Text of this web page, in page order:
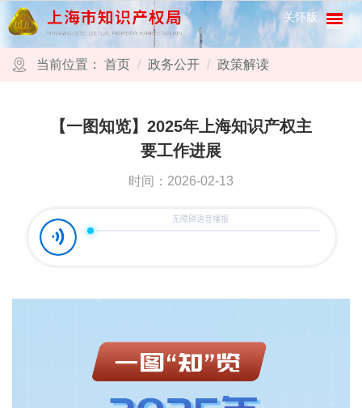
跳转到网站导航区 跳转到主要内容区域 关怀版
当前位置： 首页 政务公开 政策解读
【一图知览】2025年上海知识产权主
要工作进展
时间：2026-02-13